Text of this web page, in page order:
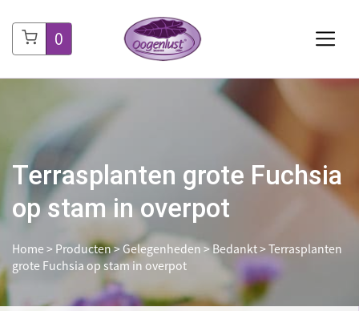
0
Terrasplanten grote Fuchsia
op stam in overpot
Home> Producten>Gelegenheden>Bedankt>Terrasplanten
grote Fuchsia op stam in overpot